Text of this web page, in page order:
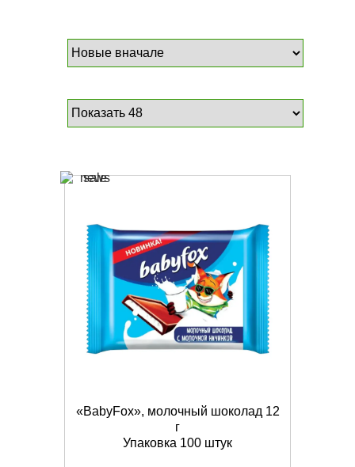
«BabyFox», молочный шоколад 12
г
Упаковка 100 штук